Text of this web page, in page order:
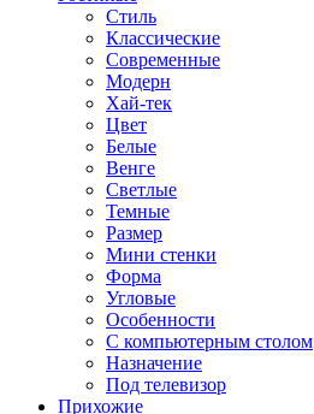
Стиль
Классические
Современные
Модерн
Хай-тек
Цвет
Белые
Венге
Светлые
Темные
Размер
Мини стенки
Форма
Угловые
Особенности
С компьютерным столом
Назначение
Под телевизор
Прихожие